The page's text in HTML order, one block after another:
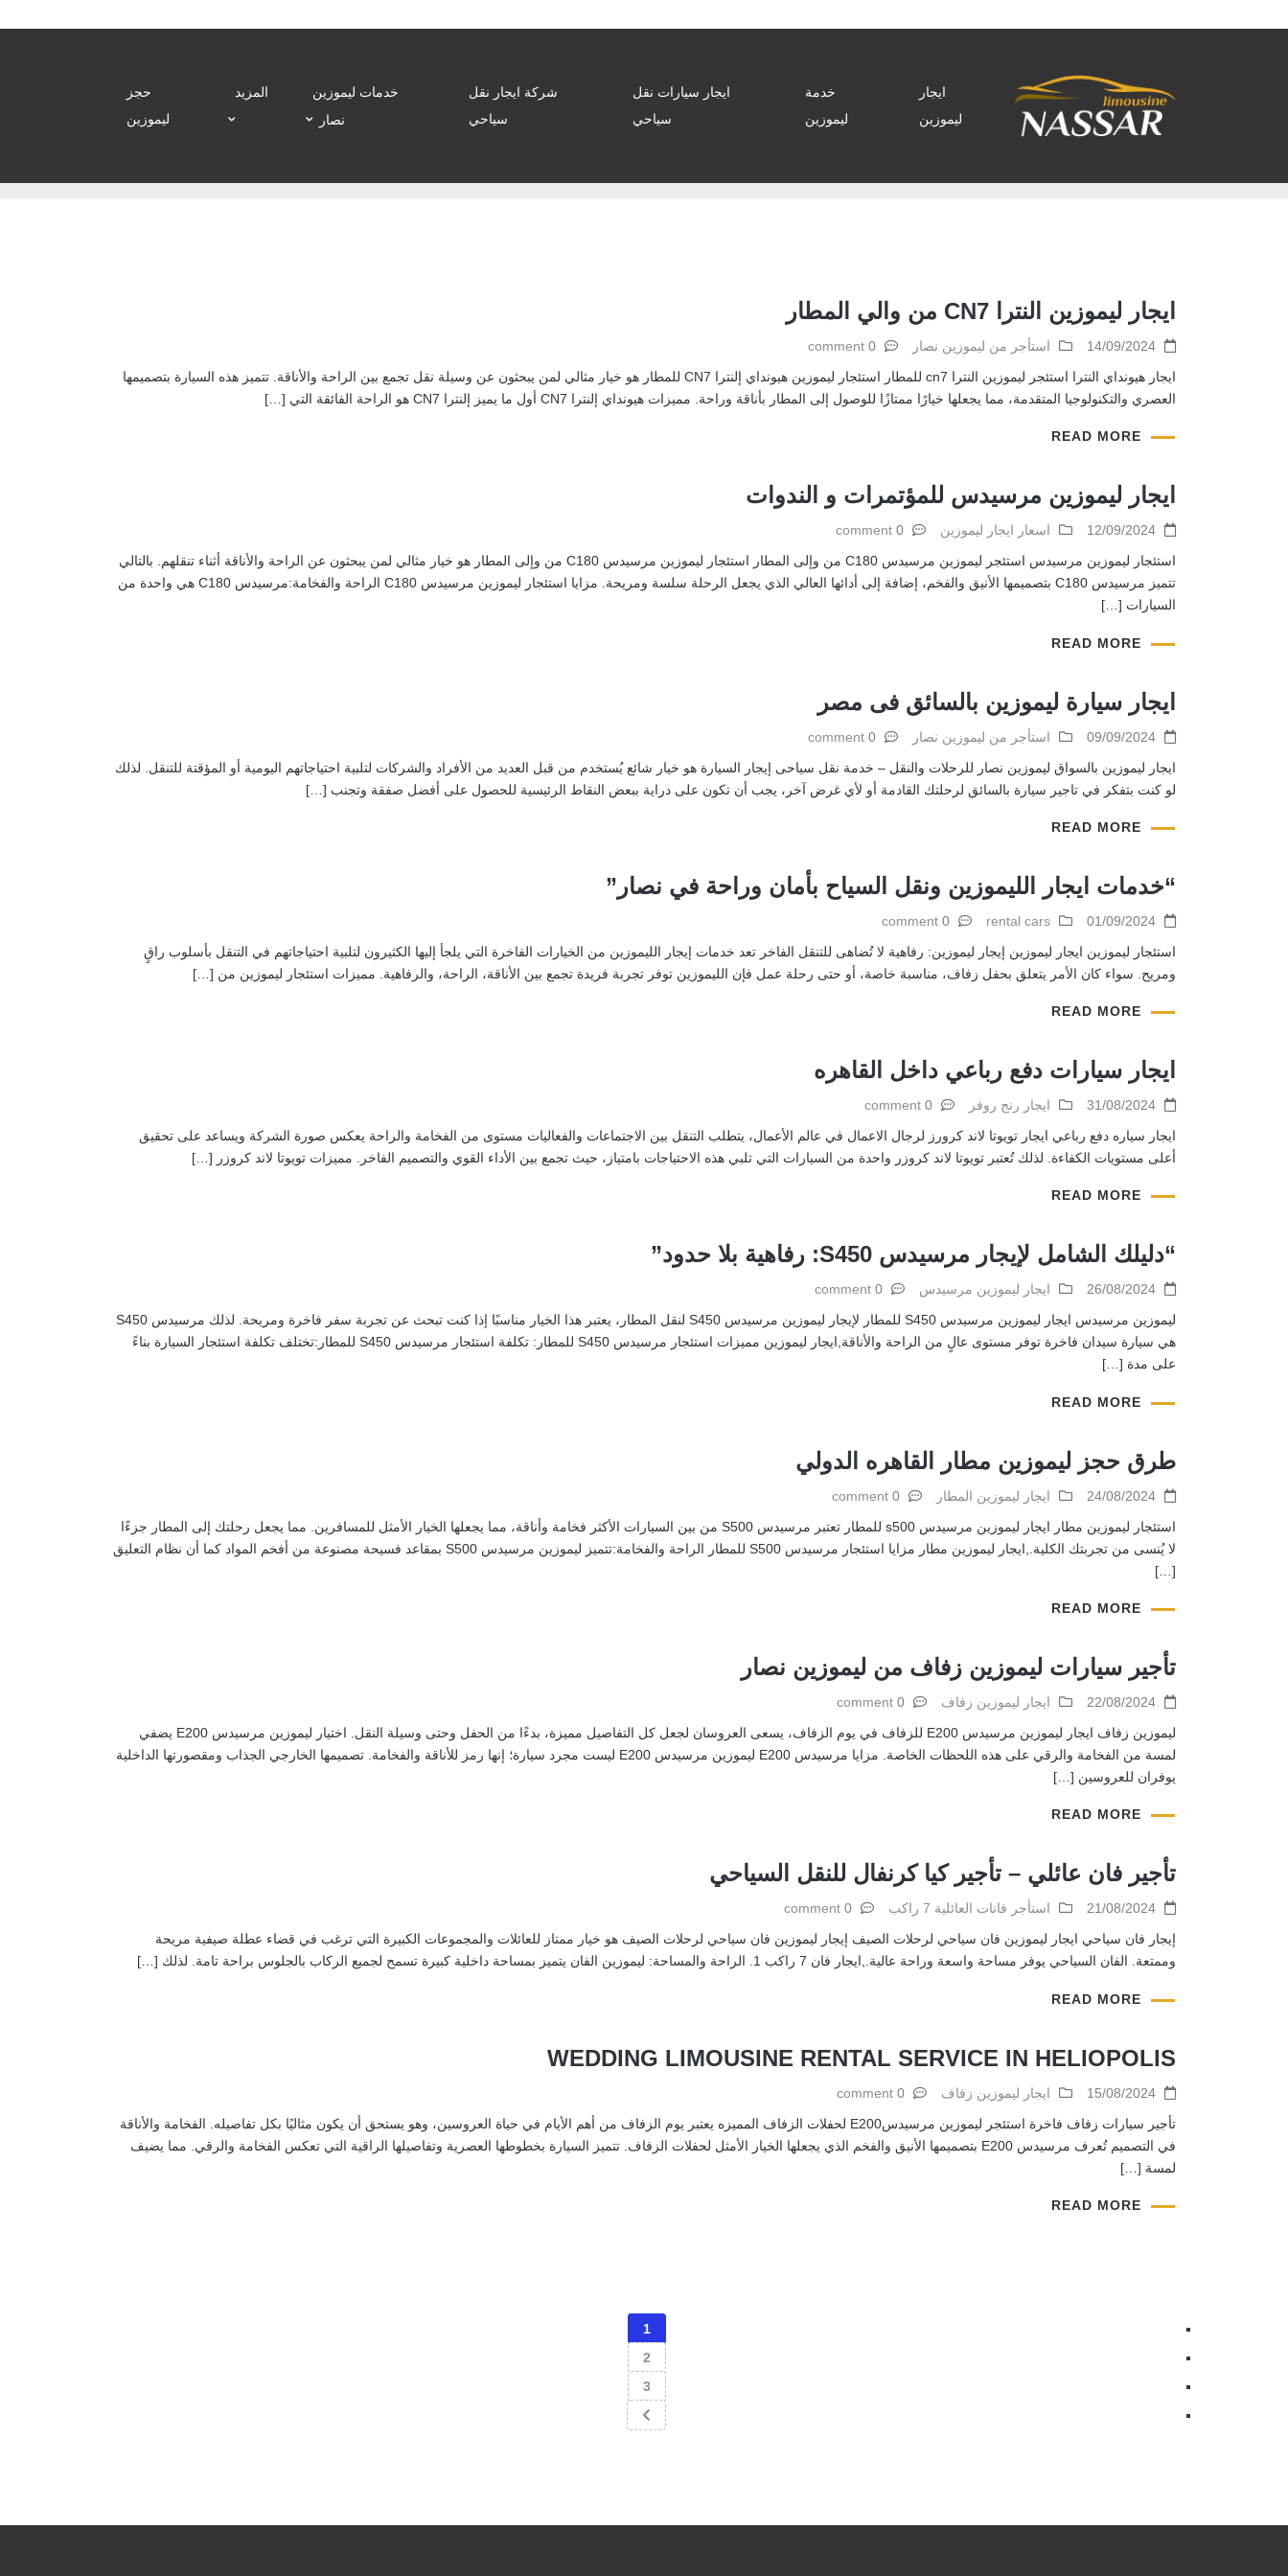
ايجار
ليموزين
خدمة
ليموزين
ايجار سيارات نقل
سياحي
شركة ايجار نقل
سياحي
خدمات ليموزين
نصار
المزيد
حجز
ليموزين
ايجار ليموزين النترا CN7 من والي المطار
14/09/2024 استأجر من ليموزين نصار
0 comment
ايجار هيونداي النترا استئجر ليموزين النترا cn7 للمطار استئجار ليموزين هيونداي إلنترا CN7 للمطار هو خيار مثالي لمن يبحثون عن وسيلة نقل تجمع بين الراحة والأناقة. تتميز هذه السيارة بتصميمها
العصري والتكنولوجيا المتقدمة، مما يجعلها خيارًا ممتازًا للوصول إلى المطار بأناقة وراحة. مميزات هيونداي إلنترا CN7 أول ما يميز إلنترا CN7 هو الراحة الفائقة التي […]
READ MORE
ايجار ليموزين مرسيدس للمؤتمرات و الندوات
12/09/2024 اسعار ايجار ليموزين
0 comment
استئجار ليموزين مرسيدس استئجر ليموزين مرسيدس C180 من وإلى المطار استئجار ليموزين مرسيدس C180 من وإلى المطار هو خيار مثالي لمن يبحثون عن الراحة والأناقة أثناء تنقلهم. بالتالي
تتميز مرسيدس C180 بتصميمها الأنيق والفخم، إضافة إلى أدائها العالي الذي يجعل الرحلة سلسة ومريحة. مزايا استئجار ليموزين مرسيدس C180 الراحة والفخامة:مرسيدس C180 هي واحدة من
السيارات […]
READ MORE
ايجار سيارة ليموزين بالسائق فى مصر
09/09/2024 استأجر من ليموزين نصار
0 comment
ايجار ليموزين بالسواق ليموزين نصار للرحلات والنقل – خدمة نقل سياحى إيجار السيارة هو خيار شائع يُستخدم من قبل العديد من الأفراد والشركات لتلبية احتياجاتهم اليومية أو المؤقتة للتنقل. لذلك
لو كنت بتفكر في تاجير سيارة بالسائق لرحلتك القادمة أو لأي غرض آخر، يجب أن تكون على دراية ببعض النقاط الرئيسية للحصول على أفضل صفقة وتجنب […]
READ MORE
“خدمات ايجار الليموزين ونقل السياح بأمان وراحة في نصار”
01/09/2024
rental cars
0 comment
استئجار ليموزين ايجار ليموزين إيجار ليموزين: رفاهية لا تُضاهى للتنقل الفاخر تعد خدمات إيجار الليموزين من الخيارات الفاخرة التي يلجأ إليها الكثيرون لتلبية احتياجاتهم في التنقل بأسلوب راقٍ
ومريح. سواء كان الأمر يتعلق بحفل زفاف، مناسبة خاصة، أو حتى رحلة عمل فإن الليموزين توفر تجربة فريدة تجمع بين الأناقة، الراحة، والرفاهية. مميزات استئجار ليموزين من […]
READ MORE
ايجار سيارات دفع رباعي داخل القاهره
31/08/2024 ايجار رنج روفر
0 comment
ايجار سياره دفع رباعي ايجار تويوتا لاند كرورز لرجال الاعمال في عالم الأعمال، يتطلب التنقل بين الاجتماعات والفعاليات مستوى من الفخامة والراحة يعكس صورة الشركة ويساعد على تحقيق
أعلى مستويات الكفاءة. لذلك تُعتبر تويوتا لاند كروزر واحدة من السيارات التي تلبي هذه الاحتياجات بامتياز، حيث تجمع بين الأداء القوي والتصميم الفاخر. مميزات تويوتا لاند كروزر […]
READ MORE
“دليلك الشامل لإيجار مرسيدس S450: رفاهية بلا حدود”
26/08/2024 ايجار ليموزين مرسيدس
0 comment
ليموزين مرسيدس ايجار ليموزين مرسيدس S450 للمطار لإيجار ليموزين مرسيدس S450 لنقل المطار، يعتبر هذا الخيار مناسبًا إذا كنت تبحث عن تجربة سفر فاخرة ومريحة. لذلك مرسيدس S450
هي سيارة سيدان فاخرة توفر مستوى عالٍ من الراحة والأناقة,ايجار ليموزين مميزات استئجار مرسيدس S450 للمطار: تكلفة استئجار مرسيدس S450 للمطار:تختلف تكلفة استئجار السيارة بناءً
على مدة […]
READ MORE
طرق حجز ليموزين مطار القاهره الدولي
24/08/2024 ايجار ليموزين المطار
0 comment
استئجار ليموزين مطار ايجار ليموزين مرسيدس s500 للمطار تعتبر مرسيدس S500 من بين السيارات الأكثر فخامة وأناقة، مما يجعلها الخيار الأمثل للمسافرين. مما يجعل رحلتك إلى المطار جزءًا
لا يُنسى من تجربتك الكلية.,ايجار ليموزين مطار مزايا استئجار مرسيدس S500 للمطار الراحة والفخامة:تتميز ليموزين مرسيدس S500 بمقاعد فسيحة مصنوعة من أفخم المواد كما أن نظام التعليق
[…]
READ MORE
تأجير سيارات ليموزين زفاف من ليموزين نصار
22/08/2024 ايجار ليموزين زفاف
0 comment
ليموزين زفاف ايجار ليموزين مرسيدس E200 للزفاف في يوم الزفاف، يسعى العروسان لجعل كل التفاصيل مميزة، بدءًا من الحفل وحتى وسيلة النقل. اختيار ليموزين مرسيدس E200 يضفي
لمسة من الفخامة والرقي على هذه اللحظات الخاصة. مزايا مرسيدس E200 ليموزين مرسيدس E200 ليست مجرد سيارة؛ إنها رمز للأناقة والفخامة. تصميمها الخارجي الجذاب ومقصورتها الداخلية
يوفران للعروسين […]
READ MORE
تأجير فان عائلي – تأجير كيا كرنفال للنقل السياحي
21/08/2024 استأجر فانات العائلية 7 راكب
0 comment
إيجار فان سياحي ايجار ليموزين فان سياحي لرحلات الصيف إيجار ليموزين فان سياحي لرحلات الصيف هو خيار ممتاز للعائلات والمجموعات الكبيرة التي ترغب في قضاء عطلة صيفية مريحة
وممتعة. الفان السياحي يوفر مساحة واسعة وراحة عالية.,ايجار فان 7 راكب 1. الراحة والمساحة: ليموزين الفان يتميز بمساحة داخلية كبيرة تسمح لجميع الركاب بالجلوس براحة تامة. لذلك […]
READ MORE
WEDDING LIMOUSINE RENTAL SERVICE IN HELIOPOLIS
15/08/2024 ايجار ليموزين زفاف
0 comment
تأجير سيارات زفاف فاخرة استئجر ليموزين مرسيدسE200 لحفلات الزفاف المميزه يعتبر يوم الزفاف من أهم الأيام في حياة العروسين، وهو يستحق أن يكون مثاليًا بكل تفاصيله. الفخامة والأناقة
في التصميم تُعرف مرسيدس E200 بتصميمها الأنيق والفخم الذي يجعلها الخيار الأمثل لحفلات الزفاف. تتميز السيارة بخطوطها العصرية وتفاصيلها الراقية التي تعكس الفخامة والرقي. مما يضيف
لمسة […]
READ MORE
1
2
3